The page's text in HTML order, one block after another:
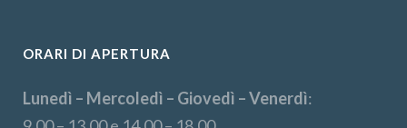
ORARI DI APERTURA
Lunedì – Mercoledì – Giovedì – Venerdì: